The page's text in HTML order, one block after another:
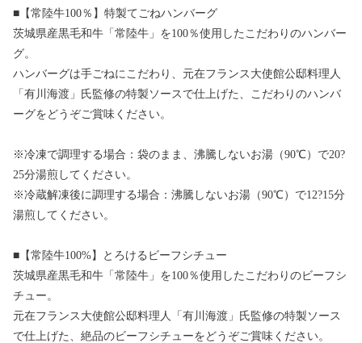
■【常陸牛100％】特製てごねハンバーグ
茨城県産黒毛和牛「常陸牛」を100％使用したこだわりのハンバー
グ。
ハンバーグは手ごねにこだわり、元在フランス大使館公邸料理人
「有川海渡」氏監修の特製ソースで仕上げた、こだわりのハンバ
ーグをどうぞご賞味ください。
※冷凍で調理する場合：袋のまま、沸騰しないお湯（90℃）で20?
25分湯煎してください。
※冷蔵解凍後に調理する場合：沸騰しないお湯（90℃）で12?15分
湯煎してください。
■【常陸牛100%】とろけるビーフシチュー
茨城県産黒毛和牛「常陸牛」を100％使用したこだわりのビーフシ
チュー。
元在フランス大使館公邸料理人「有川海渡」氏監修の特製ソース
で仕上げた、絶品のビーフシチューをどうぞご賞味ください。